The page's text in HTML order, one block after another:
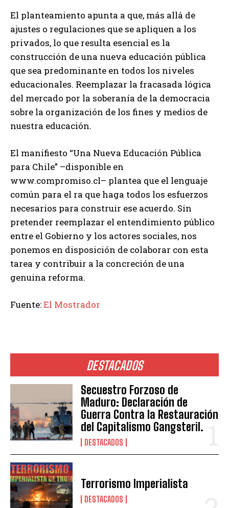
DESTACADOS
Secuestro Forzoso de
Maduro: Declaración de
Guerra Contra la Restauración
del Capitalismo Gangsteril.
DESTACADOS
Terrorismo Imperialista
DESTACADOS
El planteamiento apunta a que, más allá de
ajustes o regulaciones que se apliquen a los
privados, lo que resulta esencial es la
construcción de una nueva educación pública
que sea predominante en todos los niveles
educacionales. Reemplazar la fracasada lógica
del mercado por la soberanía de la democracia
sobre la organización de los fines y medios de
nuestra educación.
El manifiesto “Una Nueva Educación Pública
para Chile” –disponible en
www.compromiso.cl– plantea que el lenguaje
común para el ra que haga todos los esfuerzos
necesarios para construir ese acuerdo. Sin
pretender reemplazar el entendimiento público
entre el Gobierno y los actores sociales, nos
ponemos en disposición de colaborar con esta
tarea y contribuir a la concreción de una
genuina reforma.
Fuente:El Mostrador